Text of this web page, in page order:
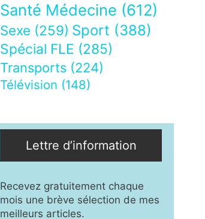
Santé Médecine (612)
Sexe (259) Sport (388)
Spécial FLE (285)
Transports (224)
Télévision (148)
Lettre d’information
Recevez gratuitement chaque
mois une brève sélection de mes
meilleurs articles.